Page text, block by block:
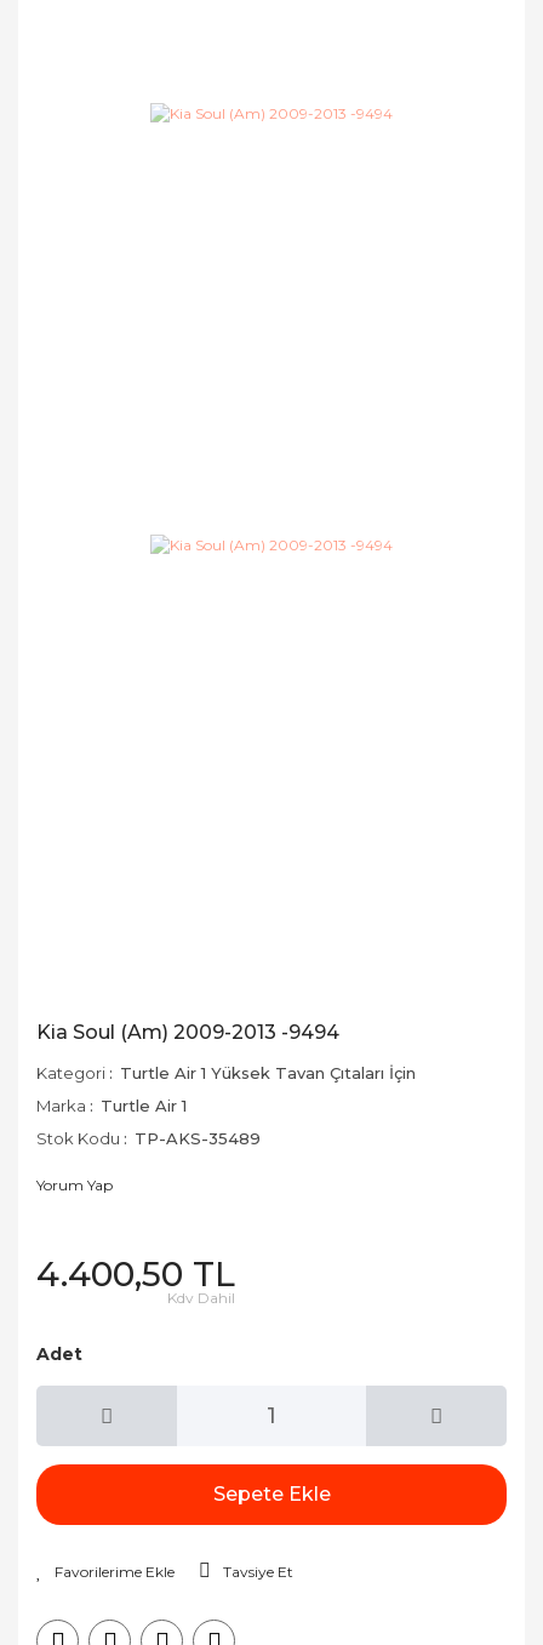
Kia Soul (Am) 2009-2013 -9494
Kategori
Turtle Air 1 Yüksek Tavan Çıtaları İçin
Marka
Turtle Air 1
Stok Kodu
TP-AKS-35489
Yorum Yap
4.400,50 TL
Kdv Dahil
Adet
Sepete Ekle
Tavsiye Et